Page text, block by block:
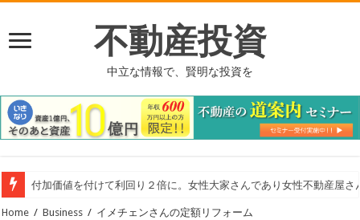
不動産投資
中立な情報で、賢明な投資を
付加価値を付けて利回り２倍に。女性大家さんであり女性不動産屋さ
Home / Business / イメチェンさんの定額リフォーム